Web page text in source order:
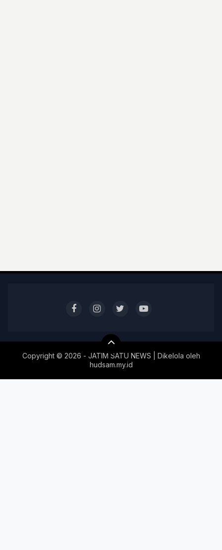
Copyright © 2026 - JATIM SATU NEWS | Dikelola oleh
hudsam.my.id